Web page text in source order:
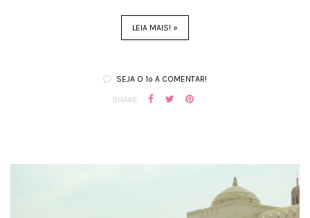
LEIA MAIS! »
SEJA O 1º A COMENTAR!
SHARE: